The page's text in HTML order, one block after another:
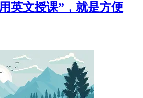
英文授课”，就是方便